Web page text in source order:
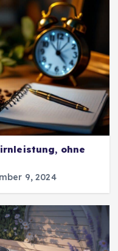
ohne
9, 2024